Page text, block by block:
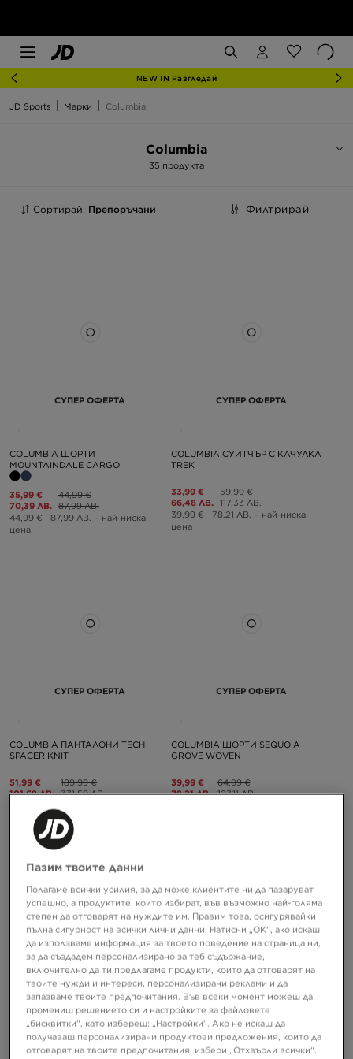
NEW IN Разгледай
JD Sports Марки Columbia
Columbia
35 продукта
Сортирай: Препоръчани Филтрирай
СУПЕР ОФЕРТА
COLUMBIA ШОРТИ
MOUNTAINDALE CARGO
35,99 €
70,39 ЛВ.
44,99 €
87,99 ЛВ.
44,99 €
87,99 ЛВ. – най-ниска
цена
СУПЕР ОФЕРТА
COLUMBIA СУИТЧЪР С КАЧУЛКА
TREK
33,99 €
66,48 ЛВ.
59,99 €
117,33 ЛВ.
39,99 €
78,21 ЛВ. – най-ниска
цена
СУПЕР ОФЕРТА
COLUMBIA ПАНТАЛОНИ TECH
SPACER KNIT
51,99 €
101,68 ЛВ.
189,99 €
371,59 ЛВ.
СУПЕР ОФЕРТА
COLUMBIA ШОРТИ SEQUOIA
GROVE WOVEN
39,99 €
78,21 ЛВ.
64,99 €
127,11 ЛВ.
СУПЕР ОФЕРТА
COLUMBIA ТЕНИСКА
HEAVYWEIGHT ICONIC
СУПЕР ОФЕРТА
COLUMBIA ТЕНИСКА
HEAVYWEIGHT ICONIC
Пазим твоите данни
Полагаме всички усилия, за да може клиентите ни да пазаруват
успешно, а продуктите, които избират, във възможно най-голяма
степен да отговарят на нуждите им. Правим това, осигурявайки
пълна сигурност на всички лични данни. Натисни „ОК“, ако искаш
да използваме информация за твоето поведение на страница ни,
за да създадем персонализирано за теб съдържание,
включително да ти предлагаме продукти, които да отговарят на
твоите нужди и интереси, персонализирани реклами и да
запазваме твоите предпочитания. Във всеки момент можеш да
промениш решението си и настройките за файловете
„бисквитки“, като избереш: „Настройки“. Ако не искаш да
получаваш персонализирани продуктови предложения, които да
отговарят на твоите предпочитания, избери „Отхвърли всички“.